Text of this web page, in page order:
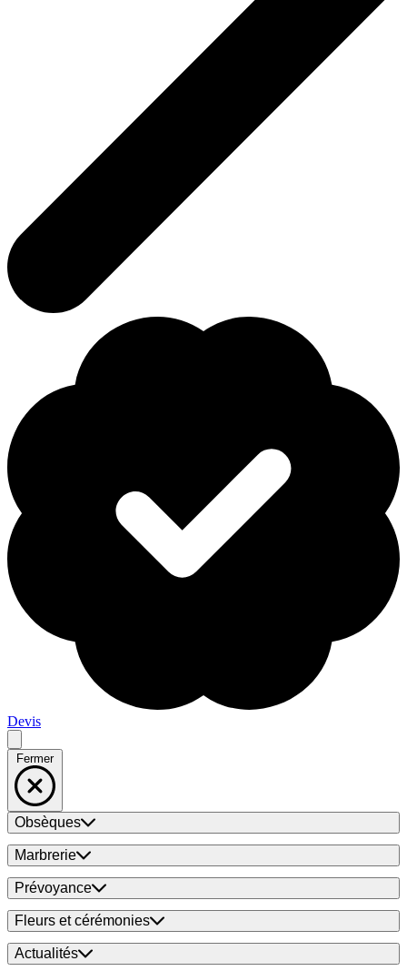
Devis
Fermer
Obsèques
Marbrerie
Prévoyance
Fleurs et cérémonies
Actualités